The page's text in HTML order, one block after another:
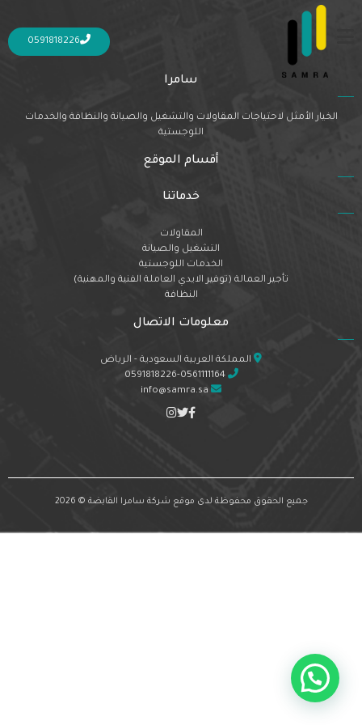
0591818226
Nothing Found
It seems we can’t find what you’re looking for. Perhaps searching can help.
سامرا
الخيار الأمثل لاحتياجات المقاولات والتشغيل والصيانة والنظافة والخدمات
اللوجستية
أقسام الموقع
خدماتنا
المقاولات
التشغيل والصيانة
الخدمات اللوجستية
تأجير العمالة (توفير الايدي العاملة الفنية والمهنية)
النظافة
معلومات الاتصال
المملكة العربية السعودية - الرياض
0591818226-0561111164
info@samra.sa
جميع الحقوق محفوظة لدى موقع شركة سامرا القابضة © 2026